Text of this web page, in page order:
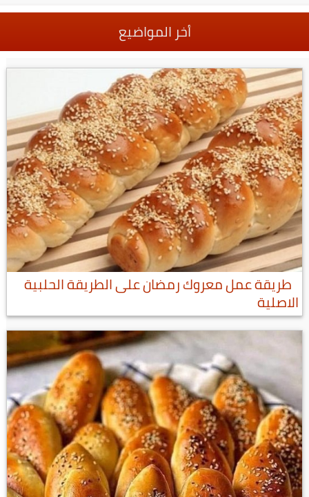
أخر المواضيع
طريقة عمل معروك رمضان على الطريقة الحلبية
الاصلية